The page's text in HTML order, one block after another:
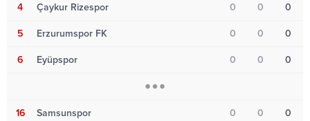
4 Çaykur Rizespor 0 0 0
5 Erzurumspor FK 0 0 0
6 Eyüpspor 0 0 0
16 Samsunspor 0 0 0